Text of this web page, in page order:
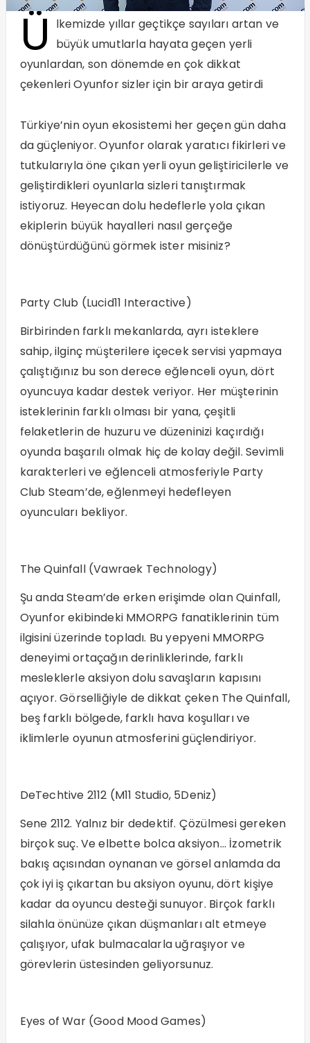
Ü
lkemizde yıllar geçtikçe sayıları artan ve
büyük umutlarla hayata geçen yerli
oyunlardan, son dönemde en çok dikkat
çekenleri Oyunfor sizler için bir araya getirdi
Türkiye’nin oyun ekosistemi her geçen gün daha
da güçleniyor. Oyunfor olarak yaratıcı fikirleri ve
tutkularıyla öne çıkan yerli oyun geliştiricilerle ve
geliştirdikleri oyunlarla sizleri tanıştırmak
istiyoruz. Heyecan dolu hedeflerle yola çıkan
ekiplerin büyük hayalleri nasıl gerçeğe
dönüştürdüğünü görmek ister misiniz?
Party Club (Lucid11 Interactive)
Birbirinden farklı mekanlarda, ayrı isteklere
sahip, ilginç müşterilere içecek servisi yapmaya
çalıştığınız bu son derece eğlenceli oyun, dört
oyuncuya kadar destek veriyor. Her müşterinin
isteklerinin farklı olması bir yana, çeşitli
felaketlerin de huzuru ve düzeninizi kaçırdığı
oyunda başarılı olmak hiç de kolay değil. Sevimli
karakterleri ve eğlenceli atmosferiyle Party
Club Steam’de, eğlenmeyi hedefleyen
oyuncuları bekliyor.
The Quinfall (Vawraek Technology)
Şu anda Steam’de erken erişimde olan Quinfall,
Oyunfor ekibindeki MMORPG fanatiklerinin tüm
ilgisini üzerinde topladı. Bu yepyeni MMORPG
deneyimi ortaçağın derinliklerinde, farklı
mesleklerle aksiyon dolu savaşların kapısını
açıyor. Görselliğiyle de dikkat çeken The Quinfall,
beş farklı bölgede, farklı hava koşulları ve
iklimlerle oyunun atmosferini güçlendiriyor.
DeTechtive 2112 (M11 Studio, 5Deniz)
Sene 2112. Yalnız bir dedektif. Çözülmesi gereken
birçok suç. Ve elbette bolca aksiyon… İzometrik
bakış açısından oynanan ve görsel anlamda da
çok iyi iş çıkartan bu aksiyon oyunu, dört kişiye
kadar da oyuncu desteği sunuyor. Birçok farklı
silahla önünüze çıkan düşmanları alt etmeye
çalışıyor, ufak bulmacalarla uğraşıyor ve
görevlerin üstesinden geliyorsunuz.
Eyes of War (Good Mood Games)